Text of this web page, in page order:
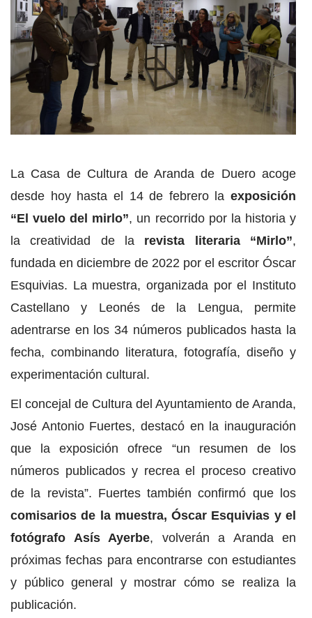
La Casa de Cultura de Aranda de Duero acoge
desde hoy hasta el 14 de febrero la exposición
“El vuelo del mirlo”, un recorrido por la historia y
la creatividad de la revista literaria “Mirlo”,
fundada en diciembre de 2022 por el escritor Óscar
Esquivias. La muestra, organizada por el Instituto
Castellano y Leonés de la Lengua, permite
adentrarse en los 34 números publicados hasta la
fecha, combinando literatura, fotografía, diseño y
experimentación cultural.
El concejal de Cultura del Ayuntamiento de Aranda,
José Antonio Fuertes, destacó en la inauguración
que la exposición ofrece “un resumen de los
números publicados y recrea el proceso creativo
de la revista”. Fuertes también confirmó que los
comisarios de la muestra, Óscar Esquivias y el
fotógrafo Asís Ayerbe, volverán a Aranda en
próximas fechas para encontrarse con estudiantes
y público general y mostrar cómo se realiza la
publicación.